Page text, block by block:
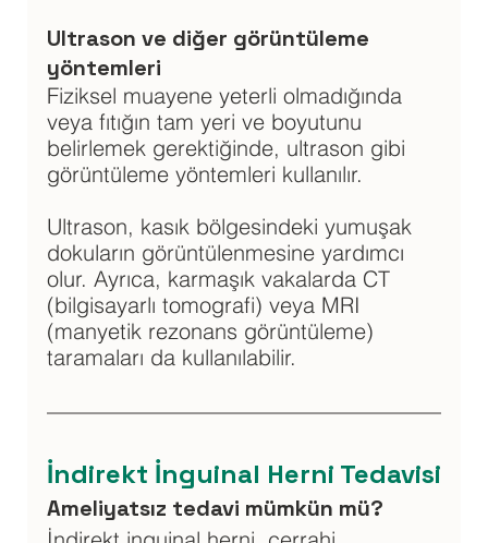
Ultrason ve diğer görüntüleme
yöntemleri
Fiziksel muayene yeterli olmadığında
veya fıtığın tam yeri ve boyutunu
belirlemek gerektiğinde, ultrason gibi
görüntüleme yöntemleri kullanılır.
Ultrason, kasık bölgesindeki yumuşak
dokuların görüntülenmesine yardımcı
olur. Ayrıca, karmaşık vakalarda CT
(bilgisayarlı tomografi) veya MRI
(manyetik rezonans görüntüleme)
taramaları da kullanılabilir.
İndirekt İnguinal Herni Tedavisi
Ameliyatsız tedavi mümkün mü?